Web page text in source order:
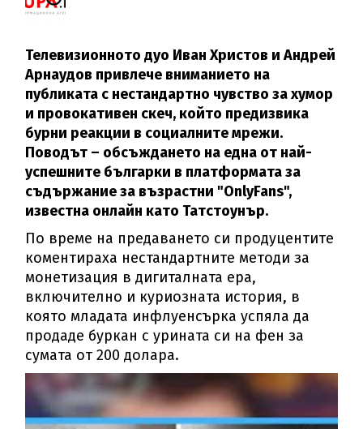
Телевизионното дуо Иван Христов и Андрей
Арнаудов привлече вниманието на
публиката с нестандартно чувство за хумор
и провокативен скеч, който предизвика
бурни реакции в социалните мрежи.
Поводът – обсъждането на една от най-
успешните българки в платформата за
съдържание за възрастни "OnlyFans",
известна онлайн като Татстоунър.
По време на предаването си продуцентите
коментираха нестандартните методи за
монетизация в дигиталната ера,
включително и куриозната история, в
която младата инфлуенсърка успяла да
продаде буркан с урината си на фен за
сумата от 200 долара.